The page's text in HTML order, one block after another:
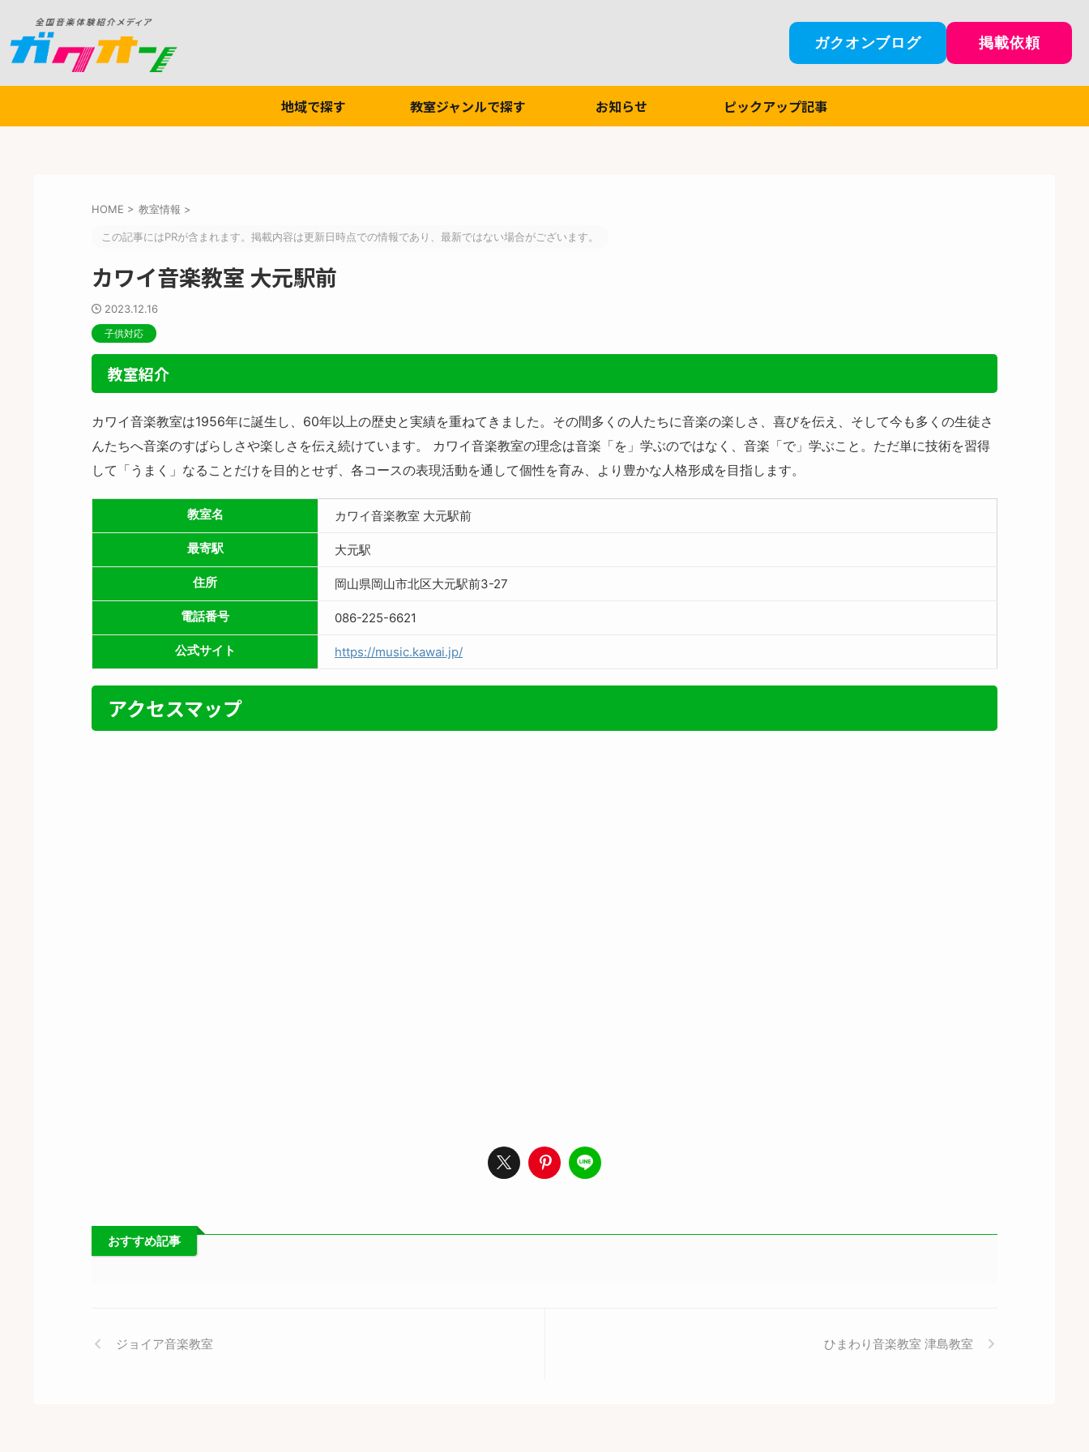
ガクオンブログ 掲載依頼
地域で探す 教室ジャンルで探す お知らせ ピックアップ記事
HOME > 教室情報 >
この記事にはPRが含まれます。掲載内容は更新日時点での情報であり、最新ではない場合がございます。
カワイ音楽教室 大元駅前
2023.12.16
子供対応
教室紹介
カワイ音楽教室は1956年に誕生し、60年以上の歴史と実績を重ねてきました。その間多くの人たちに音楽の楽しさ、喜びを伝え、そして今も多くの生徒さ
んたちへ音楽のすばらしさや楽しさを伝え続けています。 カワイ音楽教室の理念は音楽「を」学ぶのではなく、音楽「で」学ぶこと。ただ単に技術を習得
して「うまく」なることだけを目的とせず、各コースの表現活動を通して個性を育み、より豊かな人格形成を目指します。
教室名 カワイ音楽教室 大元駅前
最寄駅 大元駅
住所 岡山県岡山市北区大元駅前3-27
電話番号 086-225-6621
公式サイト https://music.kawai.jp/
アクセスマップ
おすすめ記事
ジョイア音楽教室 ひまわり音楽教室 津島教室